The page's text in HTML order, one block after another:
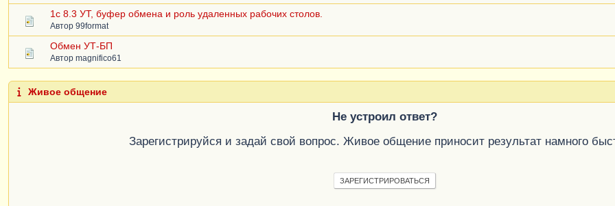
1c 8.3 УТ, буфер обмена и роль удаленных рабочих столов.
Автор 99format
Обмен УТ-БП
Автор magnifico61
Живое общение
Не устроил ответ?
Зарегистрируйся и задай свой вопрос. Живое общение приносит результат намного
ЗАРЕГИСТРИРОВАТЬСЯ